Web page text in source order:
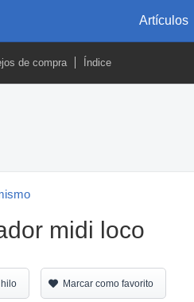
Artículos
de compra Índice
midi loco
Marcar como favorito